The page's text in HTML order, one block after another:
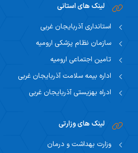
لینک های استانی
استانداری آذربایجان غربی
سازمان نظام پزشکی ارومیه
تامین اجتماعی ارومیه
اداره بیمه سلامت آذربایجان غربی
ادراه بهزیستی آذربایجان غربی
لینک های وزارتی
وزارت بهداشت و درمان